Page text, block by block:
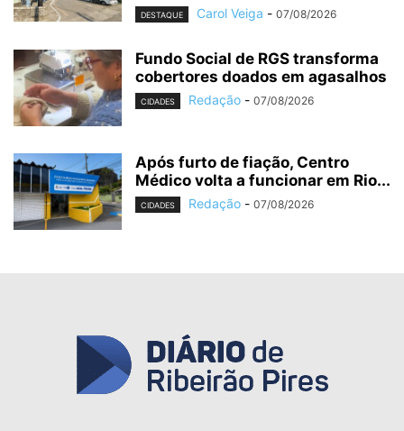
DESTAQUE Carol Veiga - 07/08/2026
Fundo Social de RGS transforma
cobertores doados em agasalhos
CIDADES Redação - 07/08/2026
Após furto de fiação, Centro
Médico volta a funcionar em Rio...
CIDADES Redação - 07/08/2026